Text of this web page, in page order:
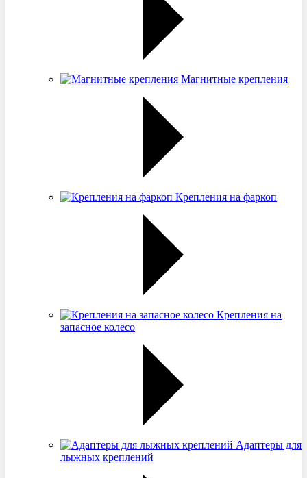
Магнитные крепления
Крепления на фаркоп
Крепления на
запасное колесо
Адаптеры для
лыжных креплений